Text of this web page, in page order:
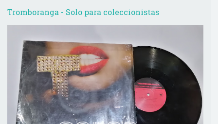
Tromboranga - Solo para coleccionistas